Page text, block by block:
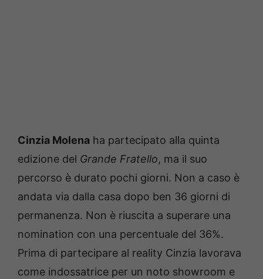
Cinzia Molena ha partecipato alla quinta
edizione del Grande Fratello, ma il suo
percorso è durato pochi giorni. Non a caso è
andata via dalla casa dopo ben 36 giorni di
permanenza. Non è riuscita a superare una
nomination con una percentuale del 36%.
Prima di partecipare al reality Cinzia lavorava
come indossatrice per un noto showroom e